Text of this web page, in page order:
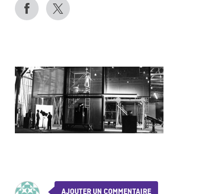
AJOUTER UN COMMENTAIRE